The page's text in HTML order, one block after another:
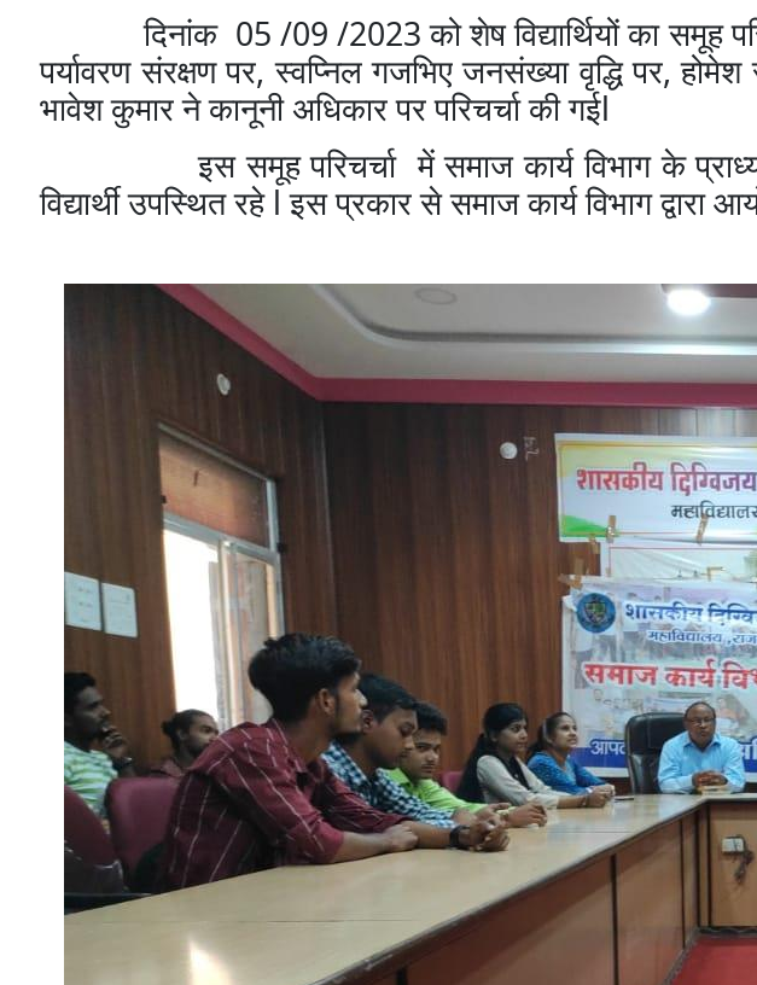
दिनांक05 /09 /2023को शेष विद्यार्थियों का समूह
पर्यावरण संरक्षण पर,स्वप्निल गजभिए जनसंख्या वृद्धि पर,होमेश
भावेश कुमार ने कानूनी अधिकार पर परिचर्चा की गईl
इस समूह परिचर्चा में समाज कार्य विभाग के
विद्यार्थी उपस्थित रहेlइस प्रकार से समाज कार्य विभाग द्वारा